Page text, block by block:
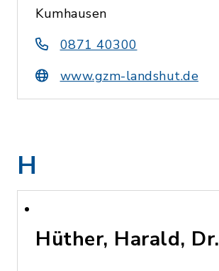
Kumhausen
0871 40300
www.gzm-landshut.de
H
Hüther, Harald, Dr.